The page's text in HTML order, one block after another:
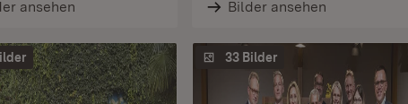
ansehen Bilder ansehen
33 Bilder